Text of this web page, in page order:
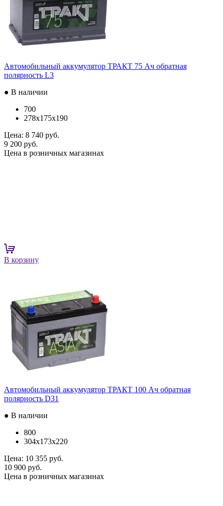
Автомобильный аккумулятор ТРАКТ 75 Ач обратная
полярность L3
● В наличии
700
278x175x190
Цена: 8 740 руб.
9 200 руб.
Цена в розничных магазинах
В корзину
Автомобильный аккумулятор ТРАКТ 100 Ач обратная
полярность D31
● В наличии
800
304x173x220
Цена: 10 355 руб.
10 900 руб.
Цена в розничных магазинах